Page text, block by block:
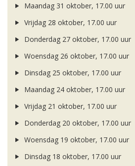
Maandag 31 oktober, 17.00 uur
Vrijdag 28 oktober, 17.00 uur
Donderdag 27 oktober, 17.00 uur
Woensdag 26 oktober, 17.00 uur
Dinsdag 25 oktober, 17.00 uur
Maandag 24 oktober, 17.00 uur
Vrijdag 21 oktober, 17.00 uur
Donderdag 20 oktober, 17.00 uur
Woensdag 19 oktober, 17.00 uur
Dinsdag 18 oktober, 17.00 uur